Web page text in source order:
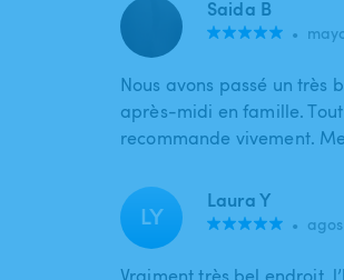
Saida B
•
Nous avons passé un très
après-midi en famille.
recommande vivement.
LY Laura Y
•